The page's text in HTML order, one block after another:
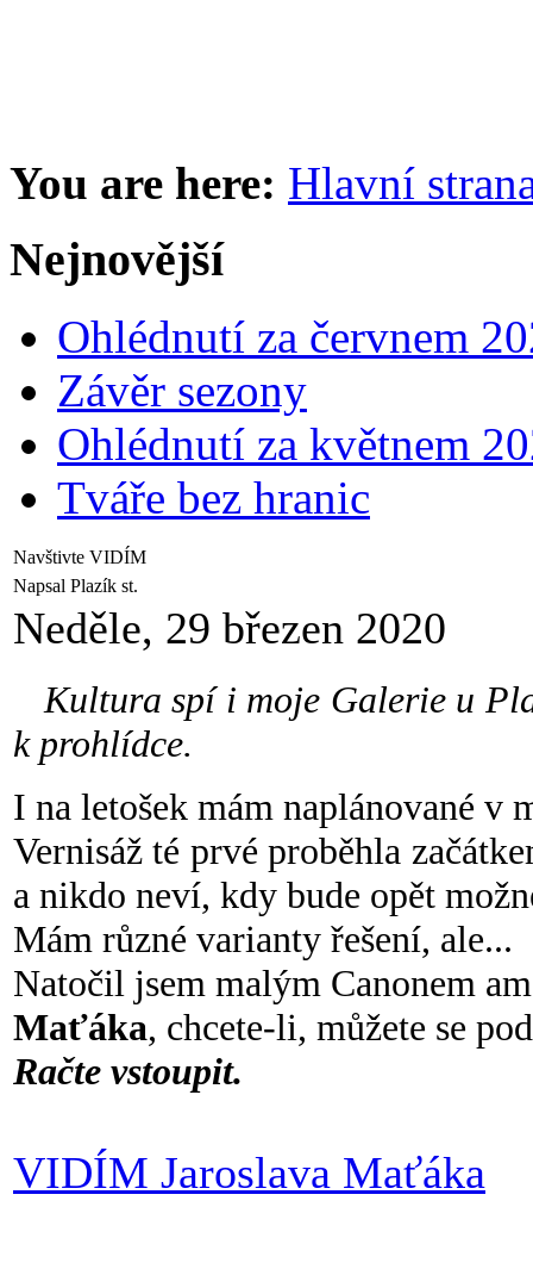
You are here: Hlavní
Nejnovější
Ohlédnutí za červnem
Závěr sezony
Ohlédnutí za květnem
Tváře bez hranic
Navštivte VIDÍM
Napsal Plazík st.
Neděle, 29 březen 2020
Kultura spí i moje Galerie u
k prohlídce.
I na letošek mám naplánované v
Vernisáž té prvé proběhla
a nikdo neví, kdy bude opět
Mám různé varianty řešení, ale...
Natočil jsem malým Canonem
Maťáka, chcete-li, můžete se
Račte vstoupit.
VIDÍM Jaroslava Maťáka